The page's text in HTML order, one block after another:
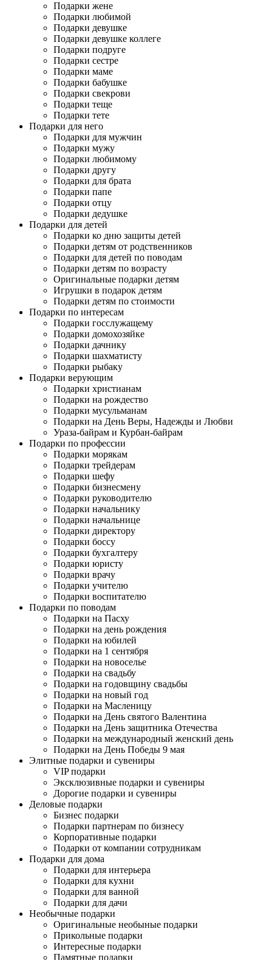
Подарки жене
Подарки любимой
Подарки девушке
Подарки девушке коллеге
Подарки подруге
Подарки сестре
Подарки маме
Подарки бабушке
Подарки свекрови
Подарки теще
Подарки тете
Подарки для него
Подарки для мужчин
Подарки мужу
Подарки любимому
Подарки другу
Подарки для брата
Подарки папе
Подарки отцу
Подарки дедушке
Подарки для детей
Подарки ко дню защиты детей
Подарки детям от родственников
Подарки для детей по поводам
Подарки детям по возрасту
Оригинальные подарки детям
Игрушки в подарок детям
Подарки детям по стоимости
Подарки по интересам
Подарки госслужащему
Подарки домохозяйке
Подарки дачнику
Подарки шахматисту
Подарки рыбаку
Подарки верующим
Подарки христианам
Подарки на рождество
Подарки мусульманам
Подарки на День Веры, Надежды и Любви
Ураза-байрам и Курбан-байрам
Подарки по профессии
Подарки морякам
Подарки трейдерам
Подарки шефу
Подарки бизнесмену
Подарки руководителю
Подарки начальнику
Подарки начальнице
Подарки директору
Подарки боссу
Подарки бухгалтеру
Подарки юристу
Подарки врачу
Подарки учителю
Подарки воспитателю
Подарки по поводам
Подарки на Пасху
Подарки на день рождения
Подарки на юбилей
Подарки на 1 сентября
Подарки на новоселье
Подарки на свадьбу
Подарки на годовщину свадьбы
Подарки на новый год
Подарки на Масленицу
Подарки на День святого Валентина
Подарки на День защитника Отечества
Подарки на международный женский день
Подарки на День Победы 9 мая
Элитные подарки и сувениры
VIP подарки
Эксклюзивные подарки и сувениры
Дорогие подарки и сувениры
Деловые подарки
Бизнес подарки
Подарки партнерам по бизнесу
Корпоративные подарки
Подарки от компании сотрудникам
Подарки для дома
Подарки для интерьера
Подарки для кухни
Подарки для ванной
Подарки для дачи
Необычные подарки
Оригинальные необыные подарки
Прикольные подарки
Интересные подарки
Памятные подарки